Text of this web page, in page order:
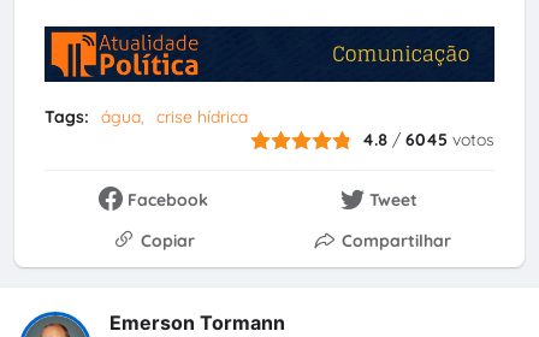
Tags: água
crise hídrica
4.8 /6045 votos
Facebook
Tweet
Copiar
Compartilhar
Emerson Tormann